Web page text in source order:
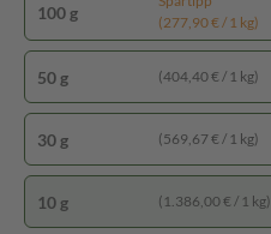
100 g
(277,90 € / 1 kg)
50 g (404,40 € / 1 kg)
30 g (569,67 € / 1 kg)
10 g (1.386,00 € / 1 kg)